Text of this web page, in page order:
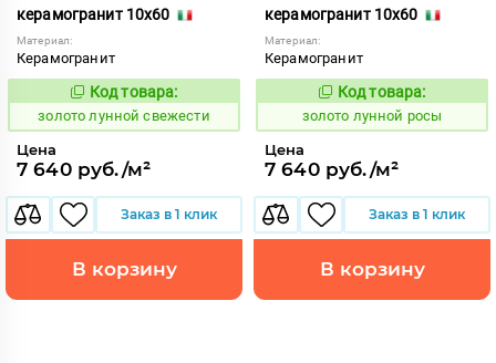
керамогранит 10x60
Материал:
Керамогранит
521958
Код товара:
золото лунной свежести
Цена
7 640 руб./м²
Заказ в 1 клик
В корзину
керамогранит 10x60
Материал:
Керамогранит
521957
Код товара:
золото лунной росы
Цена
7 640 руб./м²
Заказ в 1 клик
В корзину